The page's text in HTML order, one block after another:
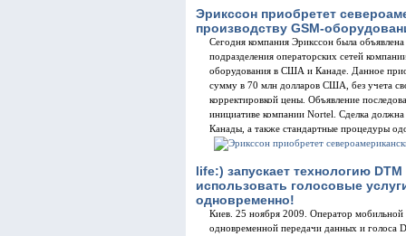
Эрикссон приобретет
производству GSM-
Сегодня компания Эрикссон была
подразделения операторских сетей
оборудования в США и Канаде. Данное
сумму в 70 млн долларов США, без учета
корректировкой цены. Объявление
инициативе компании Nortel. Сделка
Канады, а также стандартные процедуры
life:) запускает технологию
использовать голосовые
одновременно!
Киев. 25 ноября 2009. Оператор мобильной
одновременной передачи данных и голоса